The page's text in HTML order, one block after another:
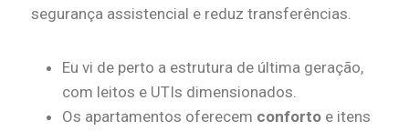
segurança assistencial e reduz transferências.
Eu vi de perto a estrutura de última geração,
com leitos e UTIs dimensionados.
Os apartamentos oferecem conforto e itens